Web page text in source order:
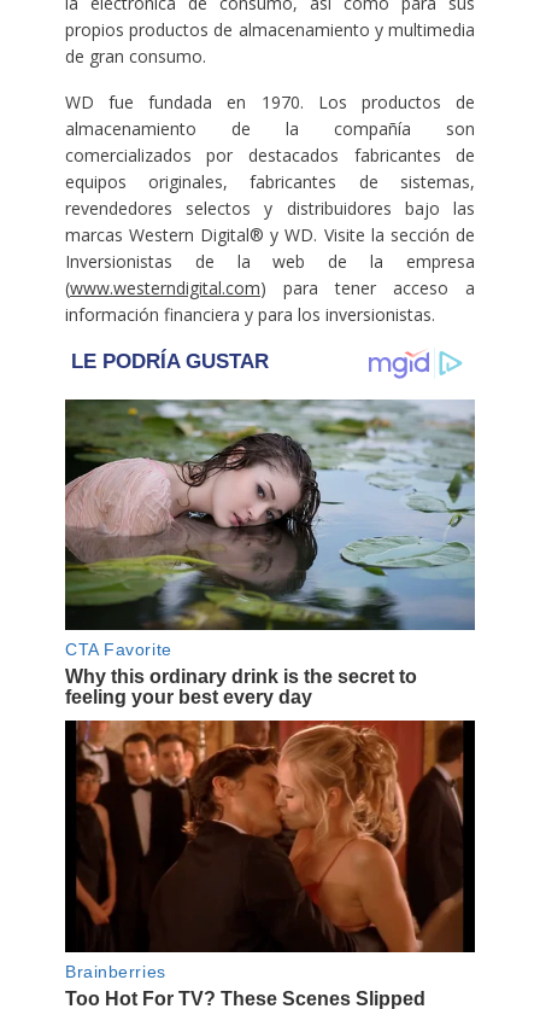
propios productos de almacenamiento y multimedia
de gran consumo.
WD fue fundada en 1970. Los productos de
almacenamiento de la compañía son
comercializados por destacados fabricantes de
equipos originales, fabricantes de sistemas,
revendedores selectos y distribuidores bajo las
marcas Western Digital® y WD. Visite la sección de
Inversionistas de la web de la empresa
(www.westerndigital.com) para tener acceso a
información financiera y para los inversionistas.